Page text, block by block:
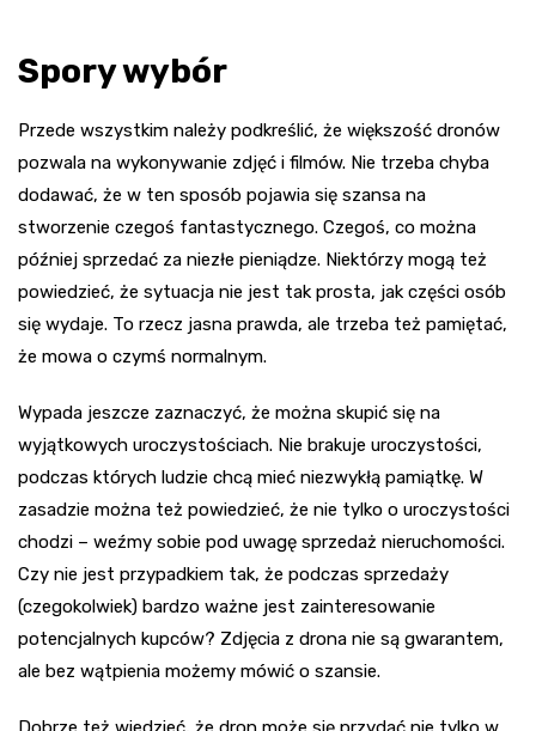
Spory wybór
Przede wszystkim należy podkreślić, że większość dronów
pozwala na wykonywanie zdjęć i filmów. Nie trzeba chyba
dodawać, że w ten sposób pojawia się szansa na
stworzenie czegoś fantastycznego. Czegoś, co można
później sprzedać za niezłe pieniądze. Niektórzy mogą też
powiedzieć, że sytuacja nie jest tak prosta, jak części osób
się wydaje. To rzecz jasna prawda, ale trzeba też pamiętać,
że mowa o czymś normalnym.
Wypada jeszcze zaznaczyć, że można skupić się na
wyjątkowych uroczystościach. Nie brakuje uroczystości,
podczas których ludzie chcą mieć niezwykłą pamiątkę. W
zasadzie można też powiedzieć, że nie tylko o uroczystości
chodzi – weźmy sobie pod uwagę sprzedaż nieruchomości.
Czy nie jest przypadkiem tak, że podczas sprzedaży
(czegokolwiek) bardzo ważne jest zainteresowanie
potencjalnych kupców? Zdjęcia z drona nie są gwarantem,
ale bez wątpienia możemy mówić o szansie.